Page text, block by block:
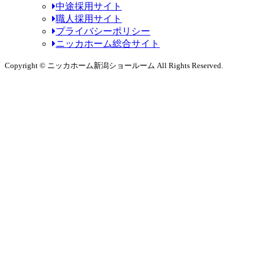
中途採用サイト
職人採用サイト
プライバシーポリシー
ニッカホーム総合サイト
Copyright © ニッカホーム新潟ショールーム All Rights Reserved.